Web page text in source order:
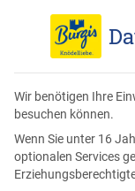
Wir benötigen Ihre
besuchen können.
Wenn Sie unter 16
optionalen Services